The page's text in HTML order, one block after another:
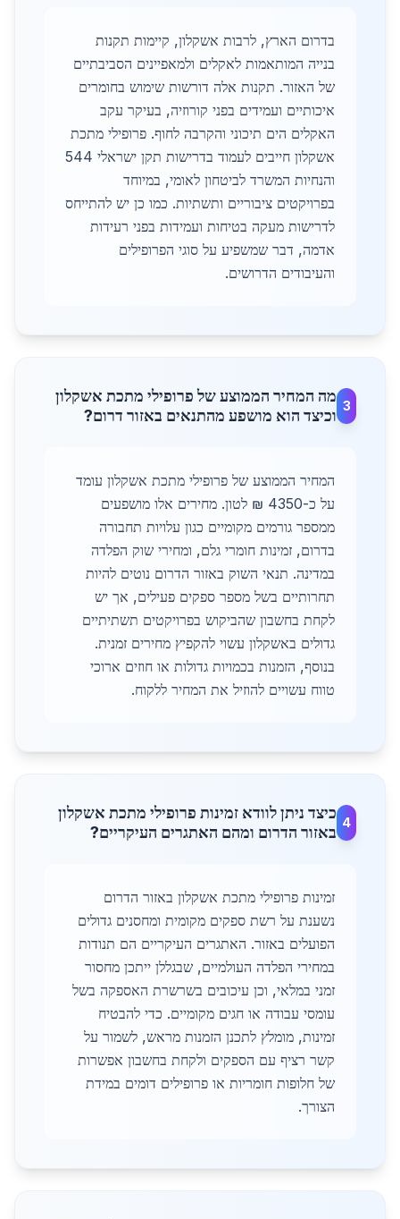
בדרום הארץ, לרבות אשקלון, קיימות תקנות
בנייה המותאמות לאקלים ולמאפיינים הסביבתיים
של האזור. תקנות אלה דורשות שימוש בחומרים
איכותיים ועמידים בפני קורוזיה, בעיקר עקב
האקלים הים תיכוני והקרבה לחוף. פרופילי מתכת
אשקלון חייבים לעמוד בדרישות תקן ישראלי 544
והנחיות המשרד לביטחון לאומי, במיוחד
בפרויקטים ציבוריים ותשתיות. כמו כן יש להתייחס
לדרישות מעקה בטיחות ועמידות בפני רעידות
אדמה, דבר שמשפיע על סוגי הפרופילים
והעיבודים הדרושים.
3
מה המחיר הממוצע של פרופילי מתכת אשקלון
וכיצד הוא מושפע מהתנאים באזור דרום?
המחיר הממוצע של פרופילי מתכת אשקלון עומד
על כ-4350 ₪ לטון. מחירים אלו מושפעים
ממספר גורמים מקומיים כגון עלויות תחבורה
בדרום, זמינות חומרי גלם, ומחירי שוק הפלדה
במדינה. תנאי השוק באזור הדרום נוטים להיות
תחרותיים בשל מספר ספקים פעילים, אך יש
לקחת בחשבון שהביקוש בפרויקטים תשתיתיים
גדולים באשקלון עשוי להקפיץ מחירים זמנית.
בנוסף, הזמנות בכמויות גדולות או חוזים ארוכי
טווח עשויים להוזיל את המחיר ללקוח.
4
כיצד ניתן לוודא זמינות פרופילי מתכת אשקלון
באזור הדרום ומהם האתגרים העיקריים?
זמינות פרופילי מתכת אשקלון באזור הדרום
נשענת על רשת ספקים מקומית ומחסנים גדולים
הפועלים באזור. האתגרים העיקריים הם תנודות
במחירי הפלדה העולמיים, שבגללן ייתכן מחסור
זמני במלאי, וכן עיכובים בשרשרת האספקה בשל
עומסי עבודה או חגים מקומיים. כדי להבטיח
זמינות, מומלץ לתכנן הזמנות מראש, לשמור על
קשר רציף עם הספקים ולקחת בחשבון אפשרות
של חלופות חומריות או פרופילים דומים במידת
הצורך.